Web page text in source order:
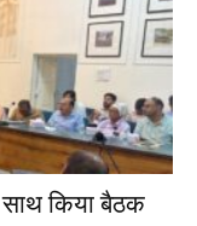
किया बैठक